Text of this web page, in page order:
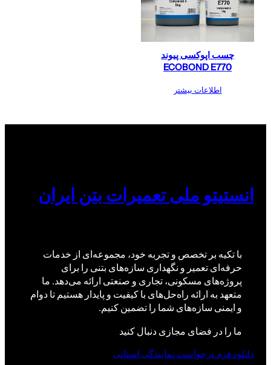
چسب اپوکسی پیوند
ECOBOND E770
اطلاعات بیشتر
انستیتو ملی تعمیرات بتن ایران
با تکیه بر تخصص و تجربه خود، مجموعه‌ای از خدمات
حرفه‌ای تعمیر و نگهداری سازه‌های بتنی را برای
پروژه‌های مسکونی، تجاری و صنعتی ارائه می‌دهد. ما
متعهد به ارائه راه‌حل‌های با کیفیت و پایدار هستیم تا دوام
و ایمنی سازه‌های شما را تضمین کنیم.
ما را در فضای مجازی دنبال کنید
دانلود فرم درخواست نمایندگی استانی